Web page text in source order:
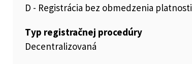
D - Registrácia bez obmedzenia platnosti
Typ registračnej procedúry
Decentralizovaná